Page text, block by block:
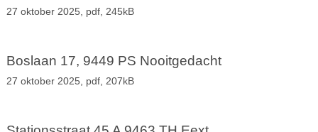
27 oktober 2025, pdf, 245kB
Boslaan 17, 9449 PS Nooitgedacht
27 oktober 2025, pdf, 207kB